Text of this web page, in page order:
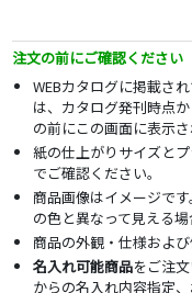
注文の前にご確認ください
WEBカタログに掲載さ
は、カタログ発刊時点
の前にこの画面に表示
紙の仕上がりサイズと
でご確認ください。
商品画像はイメージで
の色と異なって見える場
商品の外観・仕様およ
名入れ可能商品をご注
からの名入れ内容指定